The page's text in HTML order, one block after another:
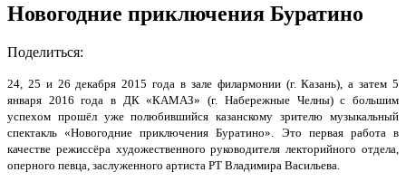
Новогодние приключения Буратино
Поделиться:
24, 25 и 26 декабря 2015 года в зале филармонии (г. Казань), а затем 5
января 2016 года в ДК «КАМАЗ» (г. Набережные Челны) с большим
успехом прошёл уже полюбившийся казанскому зрителю музыкальный
спектакль «Новогодние приключения Буратино». Это первая работа в
качестве режиссёра художественного руководителя лекторийного отдела,
оперного певца, заслуженного артиста РТ Владимира Васильева.